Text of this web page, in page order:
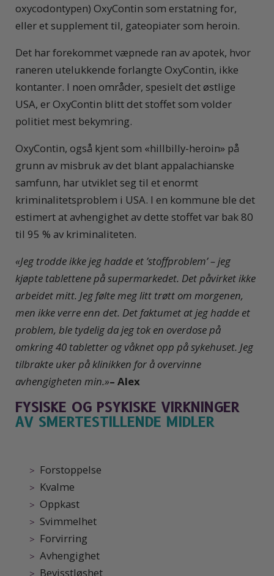
oxycodontypen) OxyContin som erstatning for,
eller et supplement til, gateopiater som heroin.
Det har forekommet væpnede ran av apotek, hvor
raneren utelukkende forlangte OxyContin, ikke
kontanter. I noen områder, spesielt det østlige
USA, er OxyContin blitt det stoffet som volder
politiet mest bekymring.
OxyContin, også kjent som «hillbilly-heroin» på
grunn av misbruk av det blant appalachianske
samfunn, har utviklet seg til et enormt
kriminalitetsproblem i USA. I en kommune ble det
estimert at avhengighet av dette stoffet var bak 80
til 95 % av kriminaliteten.
«Jeg trodde ikke jeg hadde et ’stoffproblem’– jeg
kjøpte tablettene på supermarkedet. Det påvirket ikke
arbeidet mitt. Jeg følte meg litt trøtt om morgenen,
men ikke verre enn det. Det faktumet at jeg hadde et
problem, ble tydelig da jeg tok en overdose på
omkring 40 tabletter og våknet opp på sykehuset. Jeg
tilbrakte uker på klinikken for å overvinne
avhengigheten min.»– Alex
FYSISKE OG PSYKISKE VIRKNINGER
AV SMERTESTILLENDE MIDLER
Forstoppelse
Kvalme
Oppkast
Svimmelhet
Forvirring
Avhengighet
Bevisstløshet